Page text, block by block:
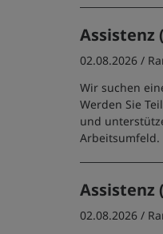
Assistenz
02.08.2026 /
Wir suchen
Werden Sie
und
Arbeitsumfeld.
Assistenz
02.08.2026 /